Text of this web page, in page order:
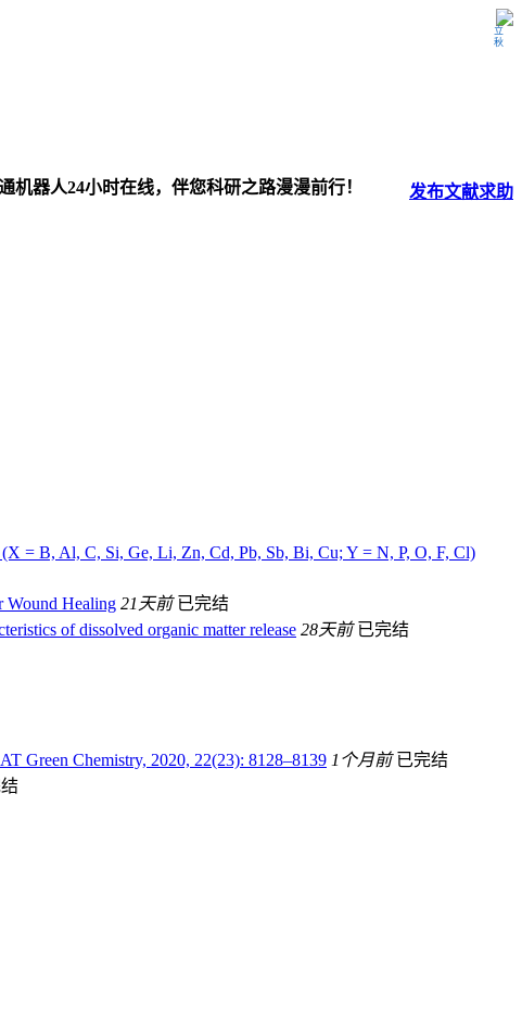
立秋
发布文献求助
器人24小时在线，伴您科研之路漫漫前行！
= B, Al, C, Si, Ge, Li, Zn, Cd, Pb, Sb, Bi, Cu; Y = N, P, O, F, Cl)
Wound Healing 21天前 已完结
of dissolved organic matter release 28天前 已完结
Green Chemistry, 2020, 22(23): 8128–8139 1个月前 已完结